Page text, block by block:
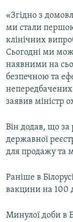
«Згідно з
ми стали
клінічних
Сьогодні ми
наявними на
безпечною та
непередбачених
заявив міністр
Він додав, що за
державної
для продажу та
Раніше в
вакцини на 100
Минулої доби в